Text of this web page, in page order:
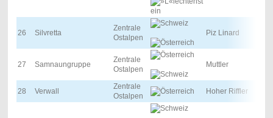
26 Silvretta
Zentrale
Ostalpen
Piz Linard
27 Samnaungruppe
Zentrale
Ostalpen
Muttler
28 Verwall
Zentrale
Ostalpen
Hoher Riffler